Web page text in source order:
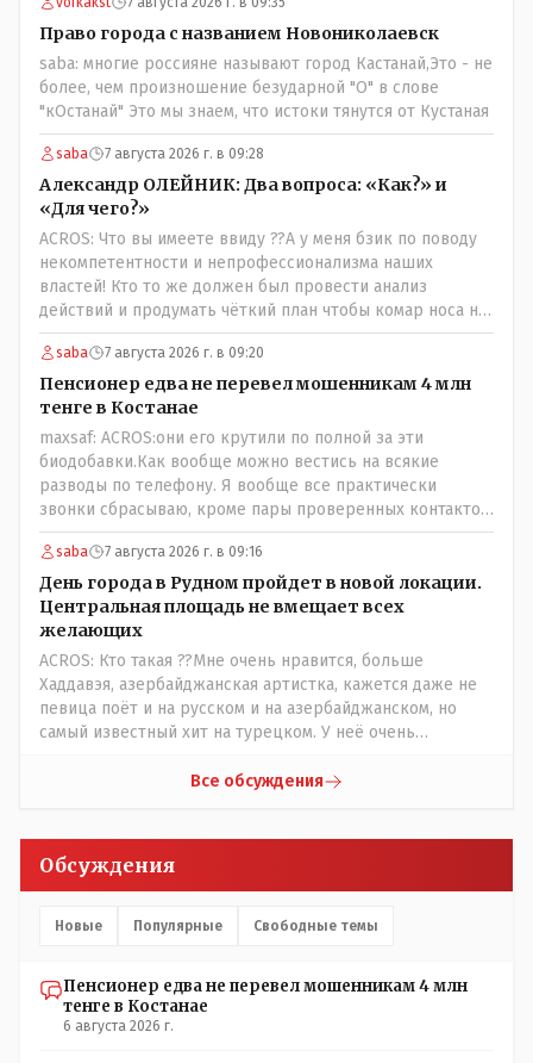
Право города с названием Новониколаевск
saba: многие россияне называют город Кастанай,Это - не
более, чем произношение безударной "О" в слове
"кОстанай" Это мы знаем, что истоки тянутся от Кустаная
saba 7 августа 2026 г. в 09:28
Александр ОЛЕЙНИК: Два вопроса: «Как?» и
«Для чего?»
ACROS: Что вы имеете ввиду ??А у меня бзик по поводу
некомпетентности и непрофессионализма наших
властей! Кто то же должен был провести анализ
действий и продумать чёткий план чтобы комар носа не
подточил! Но тут явно спешили, а в аналитическом
центре либо кто то из родственников сидит, либо
ведущий специалист на Мальдивы уехал, либо всё
вместе! Пока прокатывает по вышеизложенным Вами
причинам, просто обстоятельства немного меняются по
сравнению с Назарбаевскими временами, власти
решили пощупать кошелёк населения, а это уже
неизвестная в уравнении взаимоотношений власти и
народа! Тут бы как раз специалист-аналитик и
пригодился бы!
saba 7 августа 2026 г. в 09:20
Пенсионер едва не перевел мошенникам 4 млн
тенге в Костанае
maxsaf: ACROS:они его крутили по полной за эти
биодобавки.Как вообще можно вестись на всякие
разводы по телефону. Я вообще все практически
звонки сбрасываю, кроме пары проверенных контактов.
Один раз мне мой банк позвонил, не мошенники. Я
приехал туда, в банк, нашел того, кто мне звонил,
притащил к главному менеджеру и обоим сказал: ещё
один такой звонок, без разницы, какая причина, и я
счета свои у вас позакрываю. Остальные входящие
сразу в бан, по умолчанию для меня любой входящий -
Скам, пока не доказано обратное - Zero trust. Все
созвоны - только на верифицируемые номера.Всё
верно, я тоже так поступаю,но увы любопытство ещё
никто не отменял! Я уже давно всё объяснил жене, но
она все равно меня допрашивает:" Кто звонил? От кого
скрываешься? Почему сбросил?"
saba 7 августа 2026 г. в 09:16
День города в Рудном пройдет в новой локации.
Центральная площадь не вмещает всех
желающих
ACROS: Кто такая ??Мне очень нравится, больше
Хаддавэя, азербайджанская артистка, кажется даже не
певица поёт и на русском и на азербайджанском, но
самый известный хит на турецком. У неё очень
Все обсуждения
Обсуждения
Новые Популярные Свободные темы
Пенсионер едва не перевел мошенникам 4 млн
тенге в Костанае
6 августа 2026 г.